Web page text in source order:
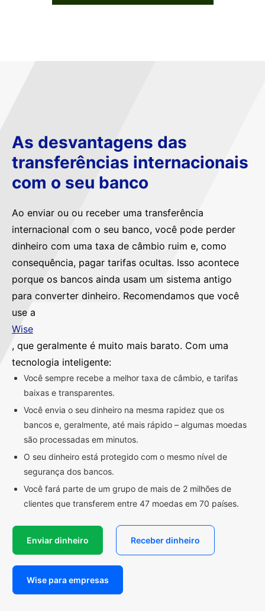
As desvantagens das
transferências internacionais
com o seu banco
Ao enviar ou ou receber uma transferência
internacional com o seu banco, você pode perder
dinheiro com uma taxa de câmbio ruim e, como
consequência, pagar tarifas ocultas. Isso acontece
porque os bancos ainda usam um sistema antigo
para converter dinheiro. Recomendamos que você
use a
Wise
, que geralmente é muito mais barato. Com uma
tecnologia inteligente:
Você sempre recebe a melhor taxa de câmbio, e tarifas
baixas e transparentes.
Você envia o seu dinheiro na mesma rapidez que os
bancos e, geralmente, até mais rápido – algumas moedas
são processadas em minutos.
O seu dinheiro está protegido com o mesmo nível de
segurança dos bancos.
Você fará parte de um grupo de mais de 2 milhões de
clientes que transferem entre 47 moedas em 70 países.
Enviar dinheiro Receber dinheiro
Wise para empresas